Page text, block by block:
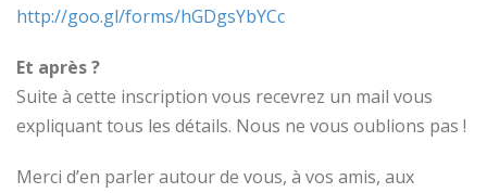
http://goo.gl/forms/hGDgsYbYCc
Et après ?
Suite à cette inscription vous recevrez un mail vous
expliquant tous les détails. Nous ne vous oublions pas !
Merci d’en parler autour de vous, à vos amis, aux